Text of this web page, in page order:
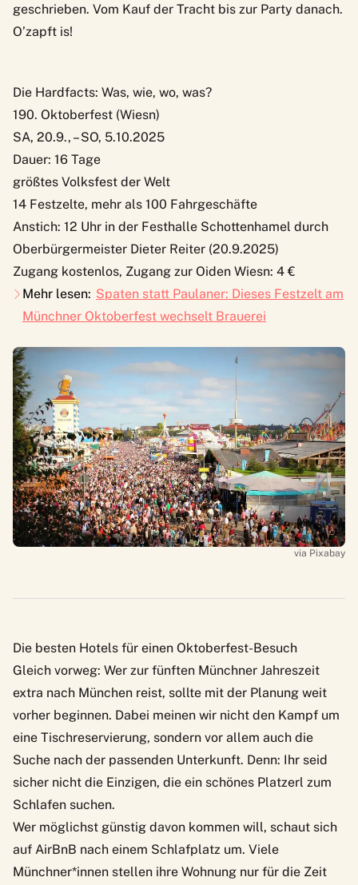
geschrieben. Vom Kauf der Tracht bis zur Party danach.
O’zapft is!
Die Hardfacts: Was, wie, wo, was?
190. Oktoberfest (Wiesn)
SA, 20.9., – SO, 5.10.2025
Dauer: 16 Tage
größtes Volksfest der Welt
14 Festzelte, mehr als 100 Fahrgeschäfte
Anstich: 12 Uhr in der Festhalle Schottenhamel durch
Oberbürgermeister Dieter Reiter (20.9.2025)
Zugang kostenlos, Zugang zur Oiden Wiesn: 4 €
Mehr lesen: Spaten statt Paulaner: Dieses Festzelt am
Münchner Oktoberfest wechselt Brauerei
via Pixabay
Die besten Hotels für einen Oktoberfest-Besuch
Gleich vorweg: Wer zur fünften Münchner Jahreszeit
extra nach München reist, sollte mit der Planung weit
vorher beginnen. Dabei meinen wir nicht den Kampf um
eine Tischreservierung, sondern vor allem auch die
Suche nach der passenden Unterkunft. Denn: Ihr seid
sicher nicht die Einzigen, die ein schönes Platzerl zum
Schlafen suchen.
Wer möglichst günstig davon kommen will, schaut sich
auf AirBnB nach einem Schlafplatz um. Viele
Münchner*innen stellen ihre Wohnung nur für die Zeit